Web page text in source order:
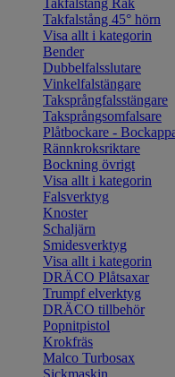
Takfalstång Rak
Takfalstång 45° hörn
Visa allt i kategorin
Bender
Dubbelfalsslutare
Vinkelfalstängare
Taksprångfalsstängare
Taksprångsomfalsare
Plåtbockare -
Rännkroksriktare
Bockning övrigt
Visa allt i kategorin
Falsverktyg
Knoster
Schaljärn
Smidesverktyg
Visa allt i kategorin
DRÄCO Plåtsaxar
Trumpf elverktyg
DRÄCO tillbehör
Popnitpistol
Krokfräs
Malco Turbosax
Sickmaskin